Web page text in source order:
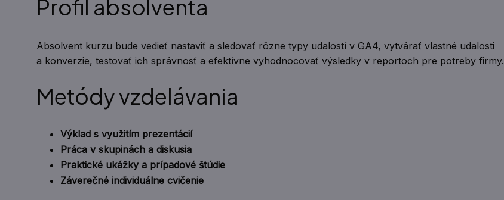
Profil absolventa
Absolvent kurzu bude vedieť nastaviť a sledovať rôzne typy udalostí v GA4, vytvárať vlastné udalosti
a konverzie, testovať ich správnosť a efektívne vyhodnocovať výsledky v reportoch pre potreby firmy.
Metódy vzdelávania
Výklad s využitím prezentácií
Práca v skupinách a diskusia
Praktické ukážky a prípadové štúdie
Záverečné individuálne cvičenie